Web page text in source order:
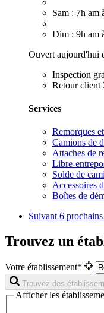
Sam : 7h am
Dim : 9h am
Ouvert aujourd'hui
Inspection
Retour client
Services
Remorques
Camions de
Attaches de
Libre-
Solde de
Accessoires
Boîtes de
Suivant 6
Trouvez un
Votre établissement*
Trouvez des
Afficher les